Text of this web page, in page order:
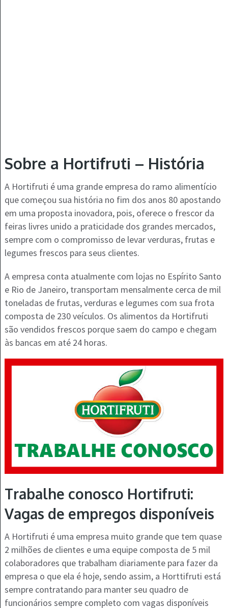
Sobre a Hortifruti – História
A Hortifruti é uma grande empresa do ramo alimentício
que começou sua história no fim dos anos 80 apostando
em uma proposta inovadora, pois, oferece o frescor da
feiras livres unido a praticidade dos grandes mercados,
sempre com o compromisso de levar verduras, frutas e
legumes frescos para seus clientes.
A empresa conta atualmente com lojas no Espírito Santo
e Rio de Janeiro, transportam mensalmente cerca de mil
toneladas de frutas, verduras e legumes com sua frota
composta de 230 veículos. Os alimentos da Hortifruti
são vendidos frescos porque saem do campo e chegam
às bancas em até 24 horas.
Trabalhe conosco Hortifruti:
Vagas de empregos disponíveis
A Hortifruti é uma empresa muito grande que tem quase
2 milhões de clientes e uma equipe composta de 5 mil
colaboradores que trabalham diariamente para fazer da
empresa o que ela é hoje, sendo assim, a Horttifruti está
sempre contratando para manter seu quadro de
funcionários sempre completo com vagas disponíveis